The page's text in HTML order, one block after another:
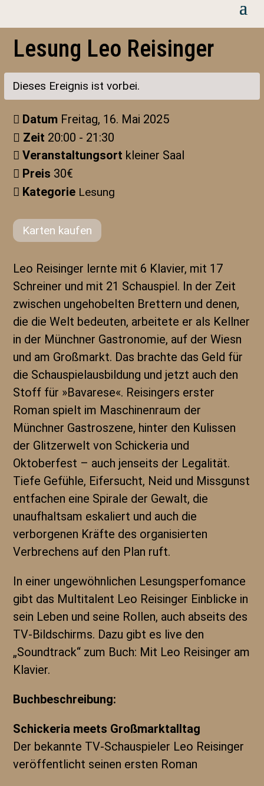
Lesung Leo Reisinger
Dieses Ereignis ist vorbei.
Datum Freitag, 16. Mai 2025
Zeit 20:00 - 21:30
Veranstaltungsort kleiner Saal
Preis 30€
Kategorie Lesung
Karten kaufen
Leo Reisinger lernte mit 6 Klavier, mit 17
Schreiner und mit 21 Schauspiel. In der Zeit
zwischen ungehobelten Brettern und denen,
die die Welt bedeuten, arbeitete er als Kellner
in der Münchner Gastronomie, auf der Wiesn
und am Großmarkt. Das brachte das Geld für
die Schauspielausbildung und jetzt auch den
Stoff für »Bavarese«. Reisingers erster
Roman spielt im Maschinenraum der
Münchner Gastroszene, hinter den Kulissen
der Glitzerwelt von Schickeria und
Oktoberfest – auch jenseits der Legalität.
Tiefe Gefühle, Eifersucht, Neid und Missgunst
entfachen eine Spirale der Gewalt, die
unaufhaltsam eskaliert und auch die
verborgenen Kräfte des organisierten
Verbrechens auf den Plan ruft.
In einer ungewöhnlichen Lesungsperfomance
gibt das Multitalent Leo Reisinger Einblicke in
sein Leben und seine Rollen, auch abseits des
TV-Bildschirms. Dazu gibt es live den
„Soundtrack“ zum Buch: Mit Leo Reisinger am
Klavier.
Buchbeschreibung:
Schickeria meets Großmarktalltag
Der bekannte TV-Schauspieler Leo Reisinger
veröffentlicht seinen ersten Roman